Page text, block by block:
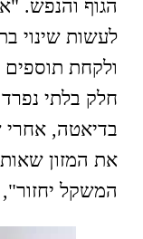
הגוף והנפש.
לעשות שינוי
ולקחת
חלק בלתי
בדיאטה, אחרי
את המזון
המשקל יחזור",